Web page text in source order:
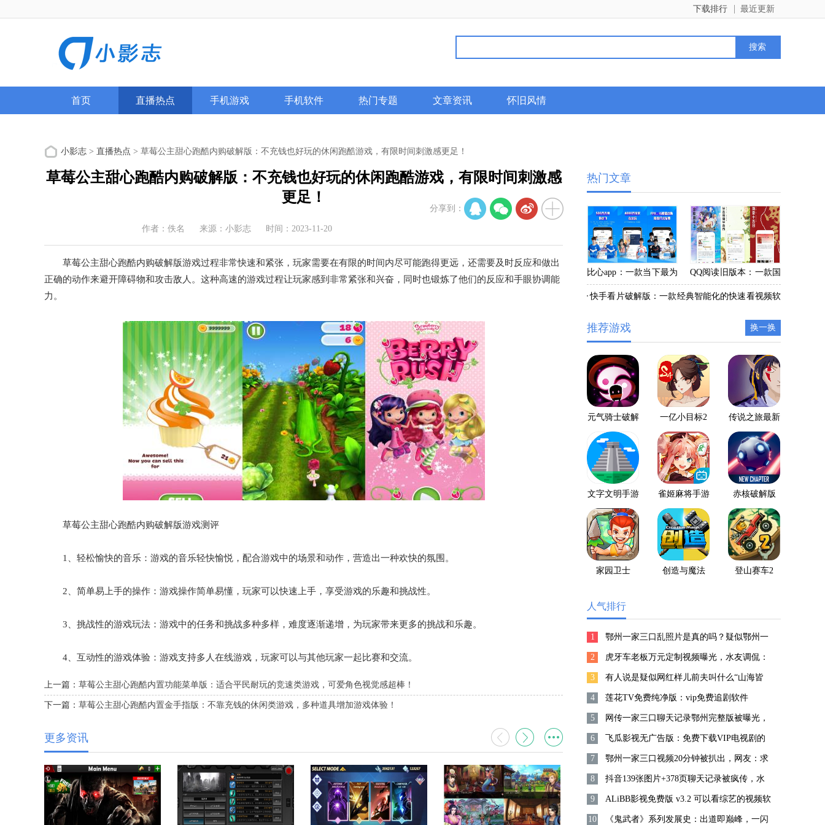
最近更新
下载排行
首页 直播热点 手机游戏 手机软件 热门专题 文章资讯 怀旧风情
小影志 > 直播热点 > 草莓公主甜心跑酷内购破解版：不充钱也好玩的休闲跑酷游戏，有限时间刺激感更足！
草莓公主甜心跑酷内购破解版：不充钱也好玩的休闲跑酷游戏，有限时间刺激感
更足！
作者：佚名 来源：小影志 时间：2023-11-20
草莓公主甜心跑酷内购破解版游戏过程非常快速和紧张，玩家需要在有限的时间内尽可能跑得更远，还需要及时反应和做出
正确的动作来避开障碍物和攻击敌人。这种高速的游戏过程让玩家感到非常紧张和兴奋，同时也锻炼了他们的反应和手眼协调能
力。
草莓公主甜心跑酷内购破解版游戏测评
1、轻松愉快的音乐：游戏的音乐轻快愉悦，配合游戏中的场景和动作，营造出一种欢快的氛围。
2、简单易上手的操作：游戏操作简单易懂，玩家可以快速上手，享受游戏的乐趣和挑战性。
3、挑战性的游戏玩法：游戏中的任务和挑战多种多样，难度逐渐递增，为玩家带来更多的挑战和乐趣。
4、互动性的游戏体验：游戏支持多人在线游戏，玩家可以与其他玩家一起比赛和交流。
分享到：
上一篇： 草莓公主甜心跑酷内置功能菜单版：适合平民耐玩的竞速类游戏，可爱角色视觉感超棒！
下一篇： 草莓公主甜心跑酷内置金手指版：不靠充钱的休闲类游戏，多种道具增加游戏体验！
更多资讯
热门文章
比心app：一款当下最为
热门的游戏陪玩软件
QQ阅读旧版本：一款国
民专属的看小说软件
快手看片破解版：一款经典智能化的快速看视频软
推荐游戏 换一换
元气骑士破解
版下载2020最
新版本
一亿小目标2
破解版
传说之旅最新
破解版
文字文明手游 雀姬麻将手游 赤核破解版
家园卫士 创造与魔法 登山赛车2
人气排行
1 鄂州一家三口乱照片是真的吗？疑似鄂州一
家人视频片段被疯传！
2 虎牙车老板万元定制视频曝光，水友调侃：
表情非常到位！
3 有人说是疑似网红样儿前夫叫什么“山海皆
可平”的富豪，涉嫌违规集资13亿元！
4 莲花TV免费纯净版：vip免费追剧软件
5 网传一家三口聊天记录鄂州完整版被曝光，
网友：PDF是真的吗？
6 飞瓜影视无广告版：免费下载VIP电视剧的
软件
7 鄂州一家三口视频20分钟被扒出，网友：求
聊天记录未打码！
8 抖音139张图片+378页聊天记录被疯传，水
友：鄂州一家三口会玩！
9 ALiBB影视免费版 v3.2 可以看综艺的视频软
件
10 《鬼武者》系列发展史：出道即巅峰，一闪